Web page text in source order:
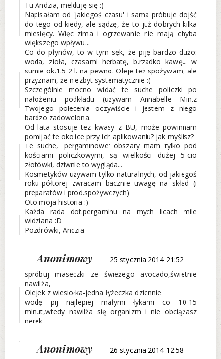
Tu Andzia, melduję się :)
Napisałam od 'jakiegoś czasu' i sama próbuje dojść
do tego od kiedy, ale sądzę, że to już dobrych kilka
miesięcy. Więc zima i ogrzewanie nie mają chyba
większego wpływu...
Co do płynów, to w tym sęk, że piję bardzo dużo:
woda, zioła, czasami herbatę, b.rzadko kawę... w
sumie ok.1.5-2 l. na pewno. Oleje też spożywam, ale
przyznam, że niezbyt systematycznie :(
Szczególnie mocno widać te suche policzki po
nałożeniu podkładu (używam Annabelle Min.z
Twojego polecenia oczywiście i jestem z niego
bardzo zadowolona.
Od lata stosuje tez kwasy z BU, może powinnam
pomijać te okolice przy ich aplikowaniu? jak myślisz?
Te suche, 'pergaminowe' obszary mam tylko pod
kościami policzkowymi, są wielkości dużej 5-cio
złotówki, dziwnie to wygląda...
Kosmetyków używam tylko naturalnych, od jakiegoś
roku-półtorej zwracam bacznie uwagę na skład (i
preparatów i prod.spożywczych)
Oto moja historia :)
Każda rada dot.pergaminu na mych licach mile
widziana :D
Pozdrówki, Andzia
Anonimowy
25 stycznia 2014 21:52
spróbuj maseczki ze świeżego avocado,świetnie
nawilża,
Olejek z wiesiołka-jedna łyżeczka dziennie
wodę pij najlepiej małymi łykami co 10-15
minut,wtedy nawilża się organizm i nie obciążasz
nerek
Anonimowy
26 stycznia 2014 12:58